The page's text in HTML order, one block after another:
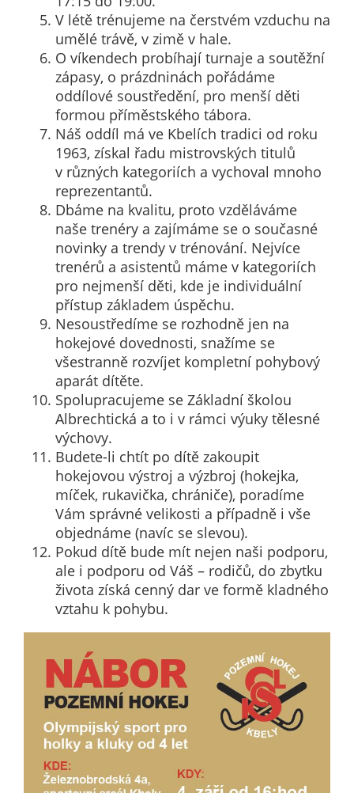
V létě trénujeme na čerstvém vzduchu na
umělé trávě, v zimě v hale.
O víkendech probíhají turnaje a soutěžní
zápasy, o prázdninách pořádáme
oddílové soustředění, pro menší děti
formou příměstského tábora.
Náš oddíl má ve Kbelích tradici od roku
1963, získal řadu mistrovských titulů
v různých kategoriích a vychoval mnoho
reprezentantů.
Dbáme na kvalitu, proto vzděláváme
naše trenéry a zajímáme se o současné
novinky a trendy v trénování. Nejvíce
trenérů a asistentů máme v kategoriích
pro nejmenší děti, kde je individuální
přístup základem úspěchu.
Nesoustředíme se rozhodně jen na
hokejové dovednosti, snažíme se
všestranně rozvíjet kompletní pohybový
aparát dítěte.
Spolupracujeme se Základní školou
Albrechtická a to i v rámci výuky tělesné
výchovy.
Budete-li chtít po dítě zakoupit
hokejovou výstroj a výzbroj (hokejka,
míček, rukavička, chrániče), poradíme
Vám správné velikosti a případně i vše
objednáme (navíc se slevou).
Pokud dítě bude mít nejen naši podporu,
ale i podporu od Váš – rodičů, do zbytku
života získá cenný dar ve formě kladného
vztahu k pohybu.
vypnete
používání
analytických
cookies ve
vztahu k Vaší
návštěvě,
ztrácíme
možnost
analýzy
optimalizace
našich
opatření.
Personalizované
soubory cookie
Používáme rovněž
soubory cookie a
abychom
přizpůsobili naše
potřebám a
zájmům našich
návštěvníků.
Reklamní
cookies
Reklamní cookies
nebo naši partneři,
abychom Vám
mohli zobrazit
vhodné obsahy
nebo reklamy jak
na našich
subjektů. Díky